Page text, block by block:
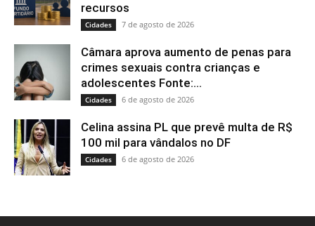
recursos
Cidades 7 de agosto de 2026
Câmara aprova aumento de penas para
crimes sexuais contra crianças e
adolescentes Fonte:...
Cidades 6 de agosto de 2026
Celina assina PL que prevê multa de R$
100 mil para vândalos no DF
Cidades 6 de agosto de 2026